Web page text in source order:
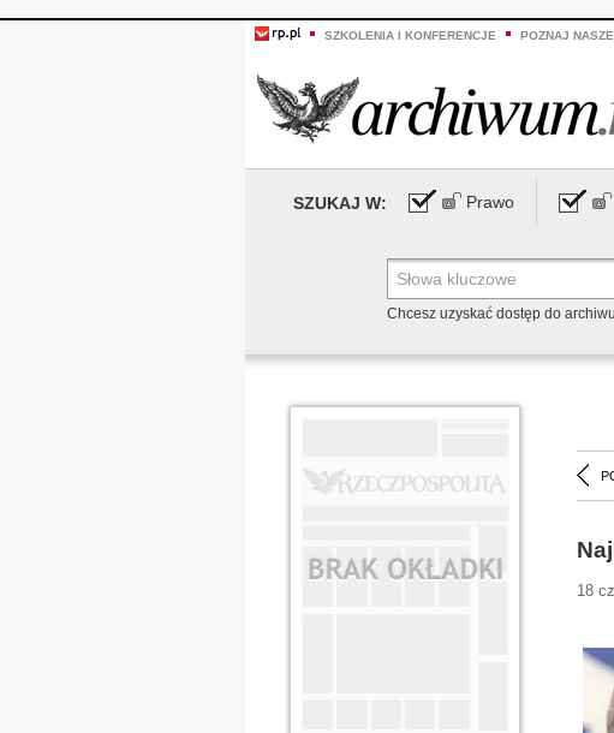
SZKOLENIA I KONFERENCJE POZNAJ
SZUKAJ W: Prawo
Chcesz uzyskać dostęp do
18